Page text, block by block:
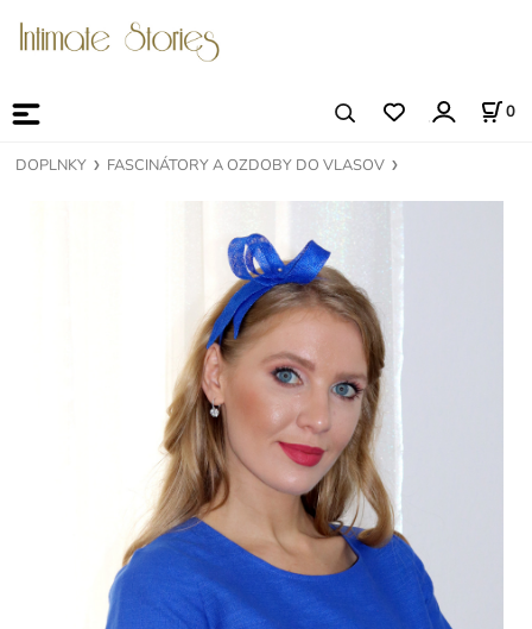
0
DOPLNKY FASCINÁTORY A OZDOBY DO VLASOV